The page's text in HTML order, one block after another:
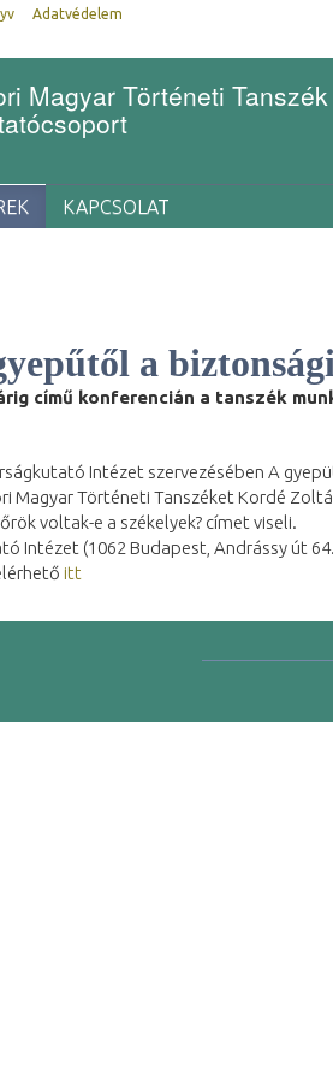
Adatvédelem
Magyar Történeti Tanszék
KAPCSOLAT
a
című konferencián a tanszék
Intézet szervezésében A
Magyar Történeti Tanszéket Kordé
voltak-e a székelyek? címet viseli.
Intézet (1062 Budapest, Andrássy út 64.
itt